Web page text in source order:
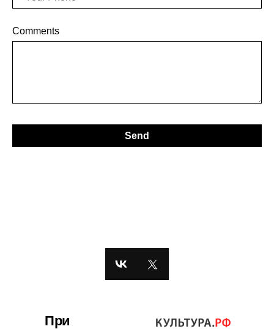
Comments
Send
При